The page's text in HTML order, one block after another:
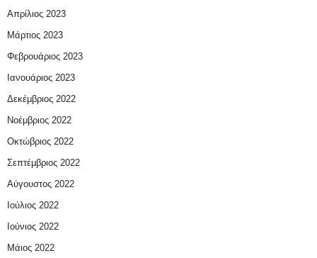
Απρίλιος 2023
Μάρτιος 2023
Φεβρουάριος 2023
Ιανουάριος 2023
Δεκέμβριος 2022
Νοέμβριος 2022
Οκτώβριος 2022
Σεπτέμβριος 2022
Αύγουστος 2022
Ιούλιος 2022
Ιούνιος 2022
Μάιος 2022